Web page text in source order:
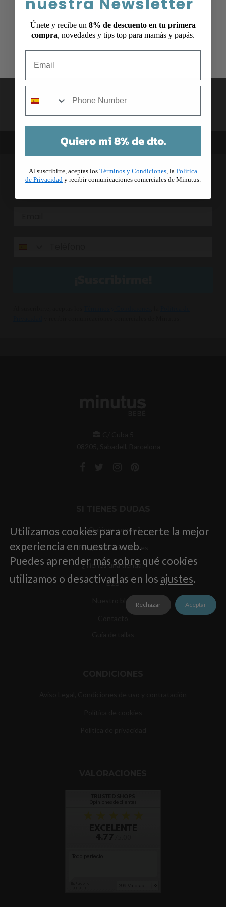
¡Únete a nuestra Newsletter y recibe un
¿Quiénes somos?
Preguntas frecuentes
¿Tienes una tienda?
B2B
Nuestro blog
Utilizamos cookies para ofrecerte la mejor
experiencia en nuestra web.
Puedes aprender más sobre qué cookies
utilizamos o desactivarlas en los ajustes.
Aceptar
Rechazar
Únete y recibe un 8% de descuento en tu primera
compra, novedades y tips top para mamás y papás.
Quiero mi 8% de dto.
Al suscribirte, aceptas los Términos y Condiciones , la Política
de Privacidad y recibir comunicaciones comerciales de Minutus.